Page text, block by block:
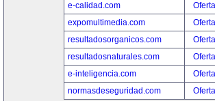
e-calidad.com
expomultimedia.com
resultadosorganicos.com
resultadosnaturales.com
e-inteligencia.com
normasdeseguridad.com